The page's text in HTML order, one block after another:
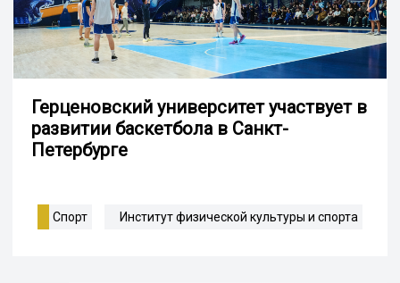
Герценовский университет участвует в
развитии баскетбола в Санкт-
Петербурге
Спорт Институт физической культуры и спорта